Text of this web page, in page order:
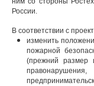
России.
В соответствии с
изменить
пожарной
(прежний размер